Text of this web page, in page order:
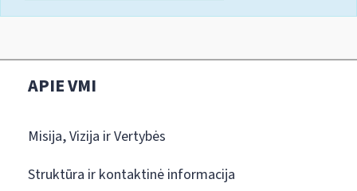
APIE VMI
Misija, Vizija ir Vertybės
Struktūra ir kontaktinė informacija